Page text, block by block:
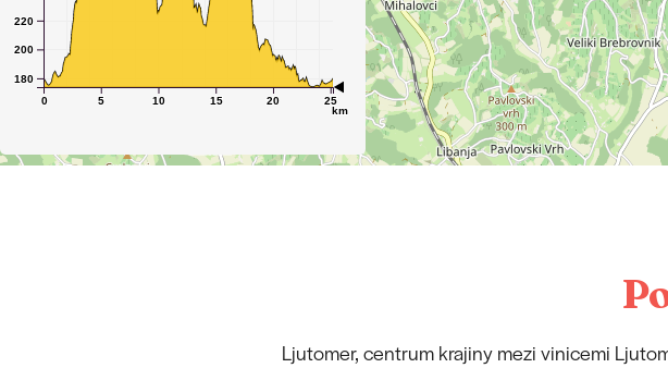
0 5 10 15 20 25
km
180
200
220
Ljutomer, centrum krajiny mezi vinicemi